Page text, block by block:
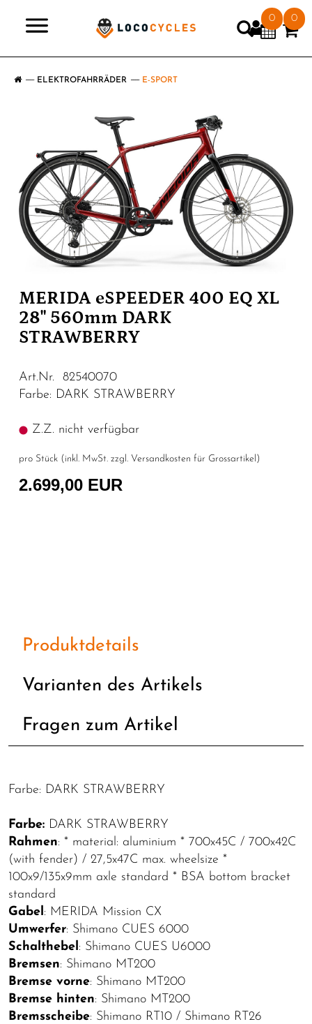
0 0
ELEKTROFAHRRÄDER E-SPORT
MERIDA eSPEEDER 400 EQ XL
28" 560mm DARK
STRAWBERRY
Art.Nr. 82540070
Farbe: DARK STRAWBERRY
Z.Z. nicht verfügbar
pro Stück (inkl. MwSt. zzgl. Versandkosten für Grossartikel )
2.699,00 EUR
Produktdetails
Varianten des Artikels
Fragen zum Artikel
Farbe: DARK STRAWBERRY
Farbe: DARK STRAWBERRY
Rahmen: * material: aluminium * 700x45C / 700x42C
(with fender) / 27,5x47C max. wheelsize *
100x9/135x9mm axle standard * BSA bottom bracket
standard
Gabel : MERIDA Mission CX
Umwerfer: Shimano CUES 6000
Schalthebel : Shimano CUES U6000
Bremsen: Shimano MT200
Bremse vorne: Shimano MT200
Bremse hinten: Shimano MT200
Bremsscheibe: Shimano RT10 / Shimano RT26